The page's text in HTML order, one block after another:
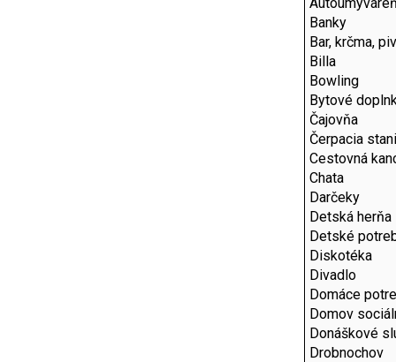
Banky
Bar, krčma,
Billa
Bowling
Bytové
Čajovňa
Čerpacia
Cestovná
Chata
Darčeky
Detská herňa
Detské
Diskotéka
Divadlo
Domáce
Domov
Donáškové
Drobnochov